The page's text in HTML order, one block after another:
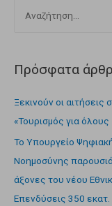
Πρόσφατα
Ξεκινούν οι
«Τουρισμός για
Το Υπουργείο
Νοημοσύνης
άξονες του νέου
Επενδύσεις 350 εκατ.